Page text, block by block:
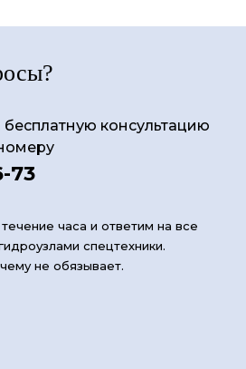
бесплатную консультацию
73
часа и ответим на все
спецтехники.
не обязывает.